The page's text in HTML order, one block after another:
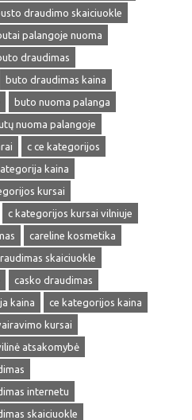
draudimo skaiciuokle
palangoje nuoma
draudimas
buto draudimas kaina
buto nuoma palanga
nuoma palangoje
c ce kategorijos
kaina
kursai
c kategorijos kursai vilniuje
careline kosmetika
skaiciuokle
casko draudimas
kaina
ce kategorijos kaina
kursai
atsakomybė
internetu
skaiciuokle